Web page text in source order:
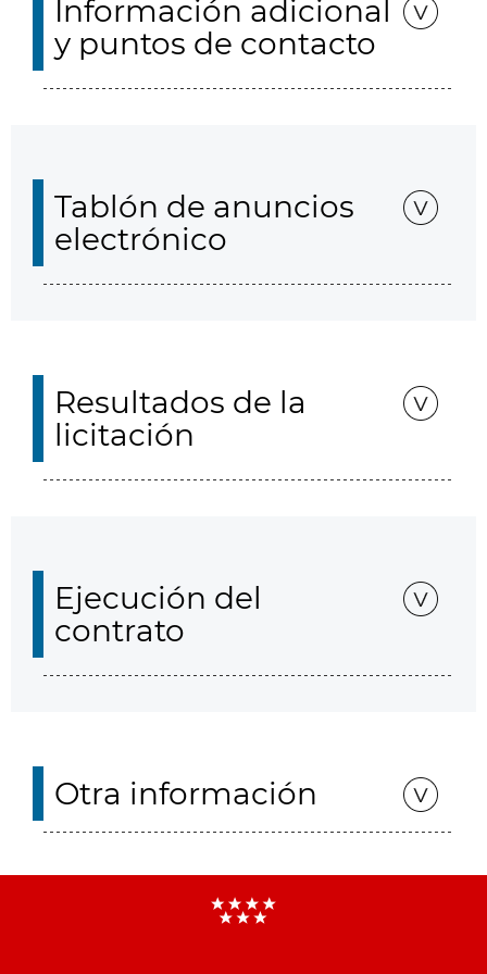
Información adicional
y puntos de contacto
Tablón de anuncios
electrónico
Resultados de la
licitación
Ejecución del
contrato
Otra información